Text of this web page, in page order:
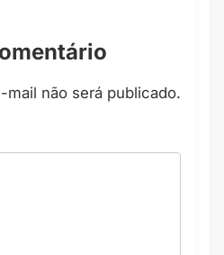
não será publicado.